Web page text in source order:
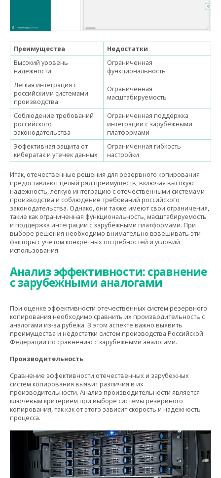
Преимущества
Недостатки
Высокий уровень
надежности
Ограниченная
функциональность
Легкая интеграция с
российскими системами
производства
Ограниченная
масштабируемость
Соблюдение требований
российского
законодательства
Ограниченная поддержка
интеграции с зарубежными
платформами
Эффективная защита от
кибератак и утечек данных
Ограниченная гибкость
настройки
Итак, отечественные решения для резервного копирования
предоставляют целый ряд преимуществ, включая высокую
надежность, легкую интеграцию с отечественными системами
производства и соблюдение требований российского
законодательства. Однако, они также имеют свои ограничения,
такие как ограниченная функциональность, масштабируемость
и поддержка интеграции с зарубежными платформами. При
выборе решения необходимо внимательно взвешивать эти
факторы с учетом конкретных потребностей и условий
использования.
Анализ эффективности: сравнение
с зарубежными аналогами
При оценке эффективности отечественных систем резервного
копирования необходимо сравнить их производительность с
аналогами из-за рубежа. В этом аспекте важно выявить
преимущества и недостатки систем производства Российской
Федерации по сравнению с зарубежными аналогами.
Производительность
Сравнение эффективности отечественных и зарубежных
систем копирования выявит различия в их
производительности. Анализ производительности является
ключевым критерием при выборе системы резервного
копирования, так как от этого зависит скорость и надежность
процесса.